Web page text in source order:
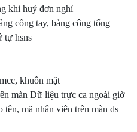
khi huỷ đơn nghỉ
công tay, bảng công tổng
tự hsns
khuôn mặt
màn Dữ liệu trực ca ngoài giờ
mã nhân viên trên màn ds